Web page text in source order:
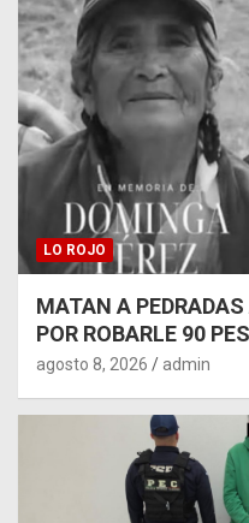
LO ROJO
MATAN A
POR ROBARLE 90
agosto 8, 2026 admin